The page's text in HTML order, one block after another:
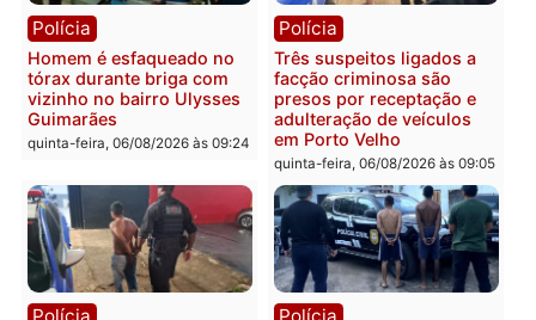
Polícia
Policiais militares
prendem trio na zona
Leste
quinta-feira, 06/08/2026 às 09:28
Polícia
Jovem é encontrado
na Rua dos Cravos e
é investigado pela
em RO
quinta-feira, 06/08/2026 às